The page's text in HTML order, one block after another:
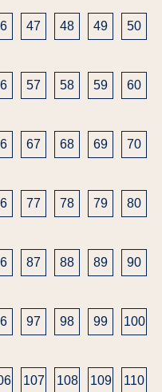
47 48 49 50
57 58 59 60
67 68 69 70
77 78 79 80
87 88 89 90
97 98 99 100
107 108 109 110